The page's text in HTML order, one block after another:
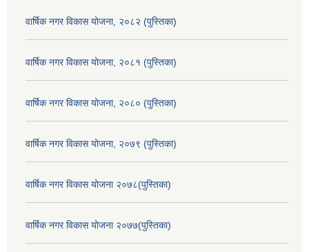
वार्षिक नगर विकास योजना, २०८२ (पुस्तिका)
वार्षिक नगर विकास योजना, २०८१ (पुस्तिका)
वार्षिक नगर विकास योजना, २०८० (पुस्तिका)
वार्षिक नगर विकास योजना, २०७९ (पुस्तिका)
वार्षिक नगर विकास योजना २०७८(पुस्तिका)
वार्षिक नगर विकास योजना २०७७(पुस्तिका)